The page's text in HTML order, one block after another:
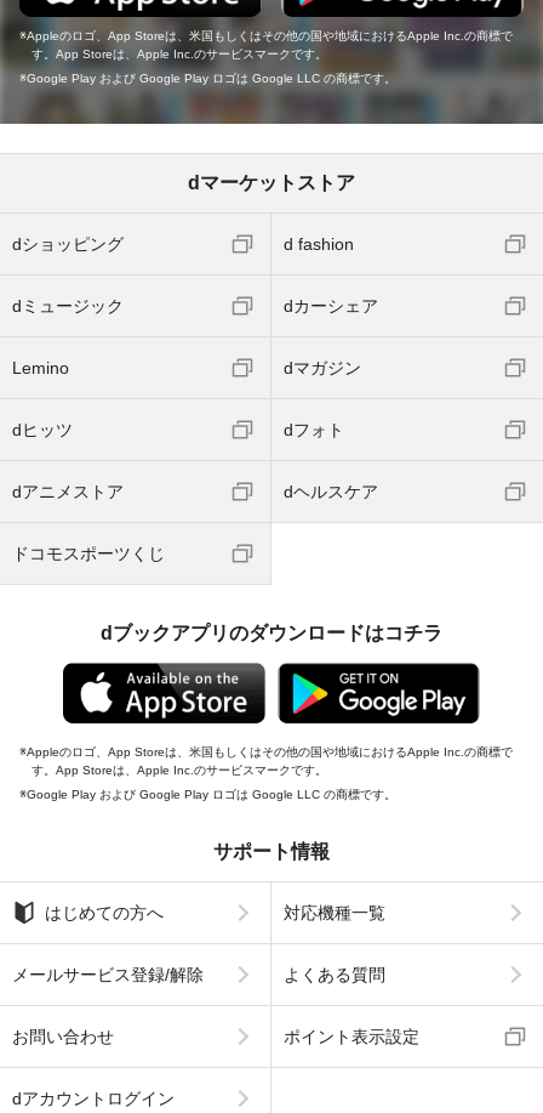
Appleのロゴ、App Storeは、米国もしくはその他の国や地域におけるApple Inc.の商標で
す。App Storeは、Apple Inc.のサービスマークです。
Google Play および Google Play ロゴは Google LLC の商標です。
dマーケットストア
dショッピング d fashion
dミュージック dカーシェア
Lemino dマガジン
dヒッツ dフォト
dアニメストア dヘルスケア
ドコモスポーツくじ
dブックアプリのダウンロードはコチラ
Appleのロゴ、App Storeは、米国もしくはその他の国や地域におけるApple Inc.の商標で
す。App Storeは、Apple Inc.のサービスマークです。
Google Play および Google Play ロゴは Google LLC の商標です。
サポート情報
はじめての方へ 対応機種一覧
メールサービス登録/解除 よくある質問
お問い合わせ ポイント表示設定
dアカウントログイン